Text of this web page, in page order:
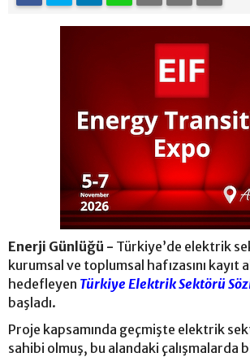
Enerji Günlüğü - Türkiye’de elektrik
kurumsal ve toplumsal hafızasını kayıt
hedefleyen Türkiye Elektrik Sektörü
başladı.
Proje kapsamında geçmişte elektrik
sahibi olmuş, bu alandaki çalışmalarda